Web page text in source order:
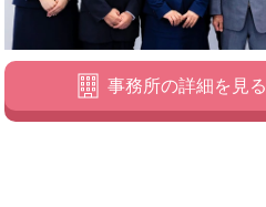
事務所の詳細を見る